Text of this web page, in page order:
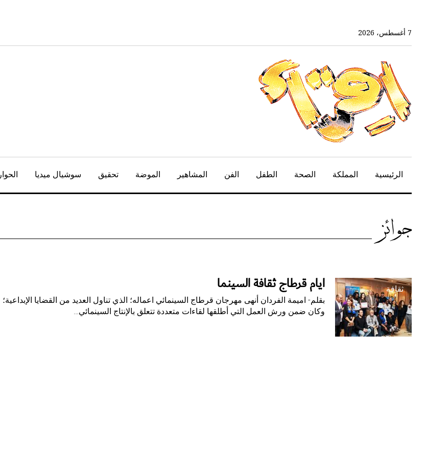
المحتوى
الرئيسي
7 أغسطس، 2026
الرئيسية المملكة الصحة الطفل الفن المشاهير الموضة تحقيق سوشيال ميديا الحوار
الوسم:
جوائز
ثقافة أيام قرطاج ثقافة السينما
بقلم- اميمة الفردان أنهى مهرجان قرطاج السينمائي اعماله؛ الذي تناول العديد من القضايا الإبداعية؛
وكان ضمن ورش العمل التي أطلقها لقاءات متعددة تتعلق بالإنتاج السينمائي…